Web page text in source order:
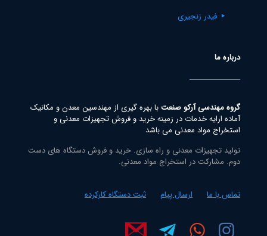
فیدر زنجیری
درباره ما
گروه مهندسی آرکو صنعتبا بهره گیری از مهندسین معدن و مکانیک
آماده ارایه خدمات در زمینه خرید و فروش تجهیزات معدنی و
استخراج مواد معدنی می باشد
تولید تجهیزات معدنی و راه سازی. خرید و فروش دستگاه های دست
دوم. مشارکت در استخراج مواد معدنی.
تماس با ما ارسال پیام ثبت دستگاه کارکرده